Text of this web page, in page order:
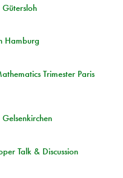
Hamburg
Trimester Paris
Talk & Discussion